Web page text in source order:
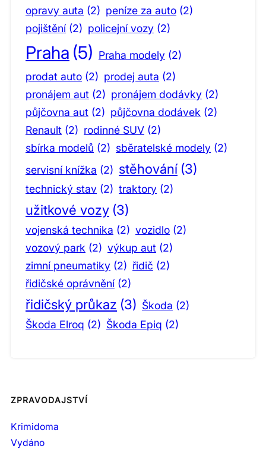
opravy auta (2) peníze za auto (2)
pojištění (2) policejní vozy (2)
Praha (5) Praha modely (2)
prodat auto (2) prodej auta (2)
pronájem aut (2) pronájem dodávky (2)
půjčovna aut (2) půjčovna dodávek (2)
Renault (2) rodinné SUV (2)
sbírka modelů (2) sběratelské modely (2)
servisní knížka (2) stěhování (3)
technický stav (2) traktory (2)
užitkové vozy (3)
vojenská technika (2) vozidlo (2)
vozový park (2) výkup aut (2)
zimní pneumatiky (2) řidič (2)
řidičské oprávnění (2)
řidičský průkaz (3) Škoda (2)
Škoda Elroq (2) Škoda Epiq (2)
ZPRAVODAJSTVÍ
Krimidoma
Vydáno